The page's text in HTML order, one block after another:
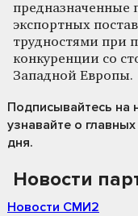
предназначенные
экспортных
трудностями при
конкуренции со
Западной Европы.
Подписывайтесь на
узнавайте о
дня.
Новости
Новости СМИ2